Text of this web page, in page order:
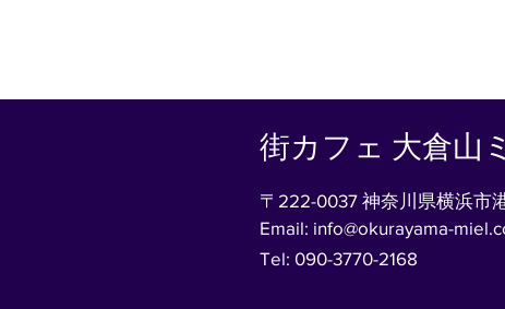
街カフェ 大倉山
〒222-0037 神奈川県横浜市
Email: info@okurayama-
Tel: 090-3770-2168